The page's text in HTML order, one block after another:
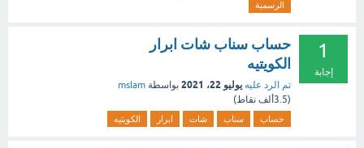
الرسمية
1
إجابة
حساب سناب شات ابرار
الكويتيه
تم الرد عليه يوليو 22، 2021 بواسطة mslam
(3.5ألف نقاط)
حساب سناب شات ابرار الكويتيه